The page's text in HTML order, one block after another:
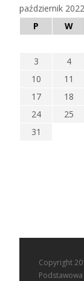
październik 2022
P
W
3
4
10
11
17
18
24
25
31
Copyright